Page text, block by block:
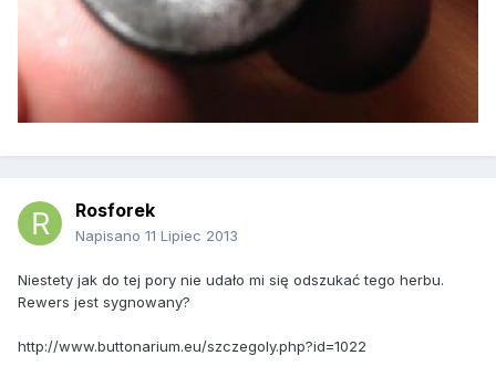
Rosforek
Napisano 11 Lipiec 2013
Niestety jak do tej pory nie udało mi się odszukać tego herbu.
Rewers jest sygnowany?
http://www.buttonarium.eu/szczegoly.php?id=1022